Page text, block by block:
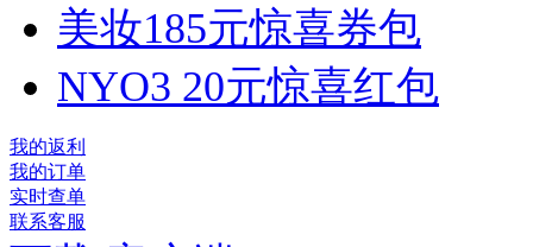
美妆185元惊喜券包
NYO3 20元惊喜红包
我的返利
我的订单
实时查单
联系客服